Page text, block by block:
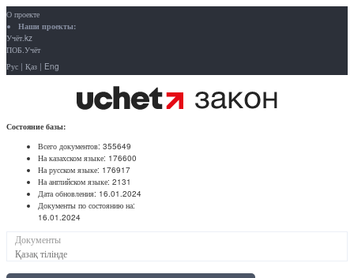
О проекте
Наши проекты:
Учёт.kz
ПОБ.Учёт
Рус | Қаз | Eng
Состояние базы:
Всего документов: 355649
На казахском языке: 176600
На русском языке: 176917
На английском языке: 2131
Дата обновления: 16.01.2024
Документы по состоянию на:
16.01.2024
Документы
Қазақ тілінде